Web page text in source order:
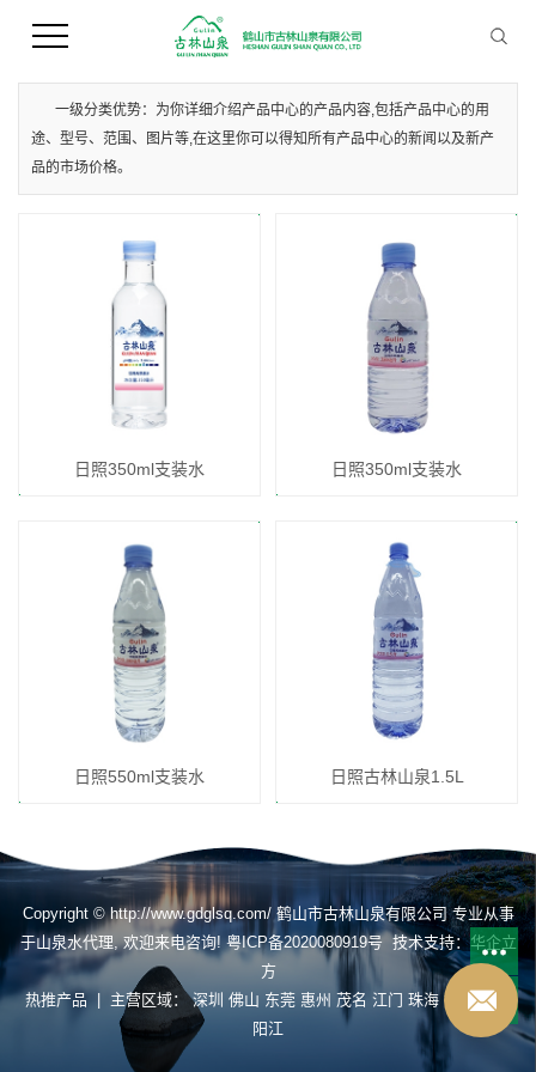
您当前的位置 ： 首 页>>产品中心>>日照支装水
一级分类优势：为你详细介绍产品中心的产品内容,包括产品中心的用
途、型号、范围、图片等,在这里你可以得知所有产品中心的新闻以及新产
品的市场价格。
日照350ml支装水 日照350ml支装水
日照550ml支装水 日照古林山泉1.5L
Copyright © http://www.gdglsq.com/ 鹤山市古林山泉有限公司 专业从事
于山泉水代理, 欢迎来电咨询!粤ICP备2020080919号技术支持：华企立
方
热推产品 | 主营区域：深圳 佛山 东莞 惠州 茂名 江门 珠海 揭阳 肇庆
阳江